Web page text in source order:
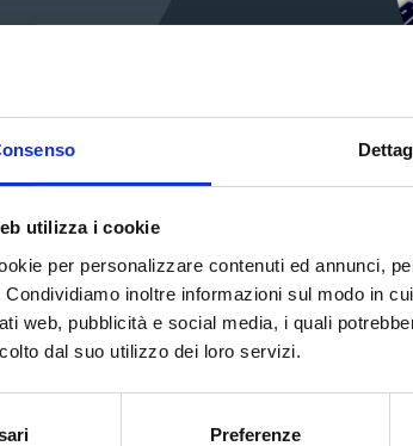
utilizza i cookie
per personalizzare contenuti ed annunci,
Condividiamo inoltre informazioni sul modo in
web, pubblicità e social media, i quali
dal suo utilizzo dei loro servizi.
Preferenze
– Il consumatore ha
22, 2022